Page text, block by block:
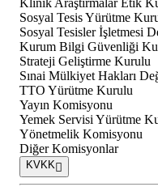
Klinik Araştırmalar Etik
Sosyal Tesis Yürütme
Sosyal Tesisler İşletmesi
Kurum Bilgi Güvenliği
Strateji Geliştirme Kurulu
Sınai Mülkiyet Hakları
TTO Yürütme Kurulu
Yayın Komisyonu
Yemek Servisi Yürütme
Yönetmelik Komisyonu
Diğer Komisyonlar
KVKK